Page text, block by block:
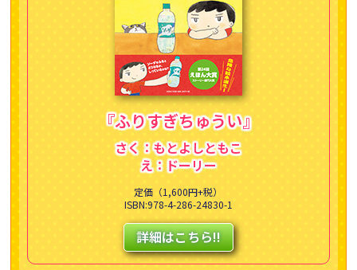
『ふりすぎちゅうい』
さく：もとよしともこ
え：ドーリー
定価（1,600円+税）
ISBN:978-4-286-24830-1
詳細はこちら!!